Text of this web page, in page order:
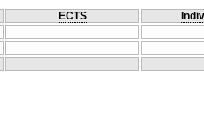
ECTS